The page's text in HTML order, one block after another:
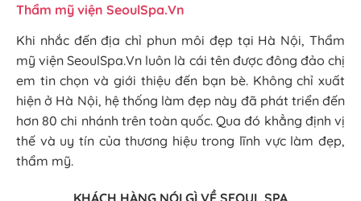
Thẩm mỹ viện SeoulSpa.Vn
Khi nhắc đến địa chỉ phun môi đẹp tại Hà Nội, Thẩm
mỹ viện SeoulSpa.Vn luôn là cái tên được đông đảo chị
em tin chọn và giới thiệu đến bạn bè. Không chỉ xuất
hiện ở Hà Nội, hệ thống làm đẹp này đã phát triển đến
hơn 80 chi nhánh trên toàn quốc. Qua đó khẳng định vị
thế và uy tín của thương hiệu trong lĩnh vực làm đẹp,
thẩm mỹ.
KHÁCH HÀNG NÓI GÌ VỀ SEOUL SPA